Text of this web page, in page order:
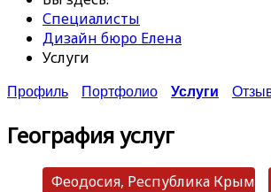
Специалисты
Дизайн бюро Елена
Услуги
Профиль Портфолио Услуги
География услуг
Феодосия, Республика Крым